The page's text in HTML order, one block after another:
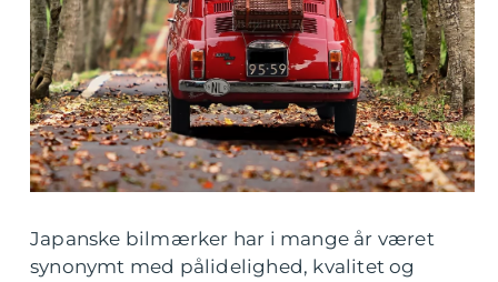
Japanske bilmærker har i mange år været
synonymt med pålidelighed, kvalitet og